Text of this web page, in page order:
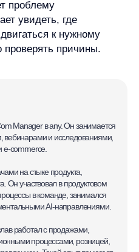
р, д. 42 стр. 1
Вал, 7. Башня 2
компьютерного